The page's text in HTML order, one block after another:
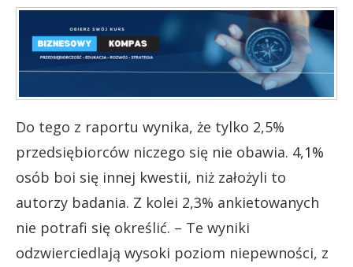
Do tego z raportu wynika, że tylko 2,5%
przedsiębiorców niczego się nie obawia. 4,1%
osób boi się innej kwestii, niż założyli to
autorzy badania. Z kolei 2,3% ankietowanych
nie potrafi się określić. – Te wyniki
odzwierciedlają wysoki poziom niepewności, z